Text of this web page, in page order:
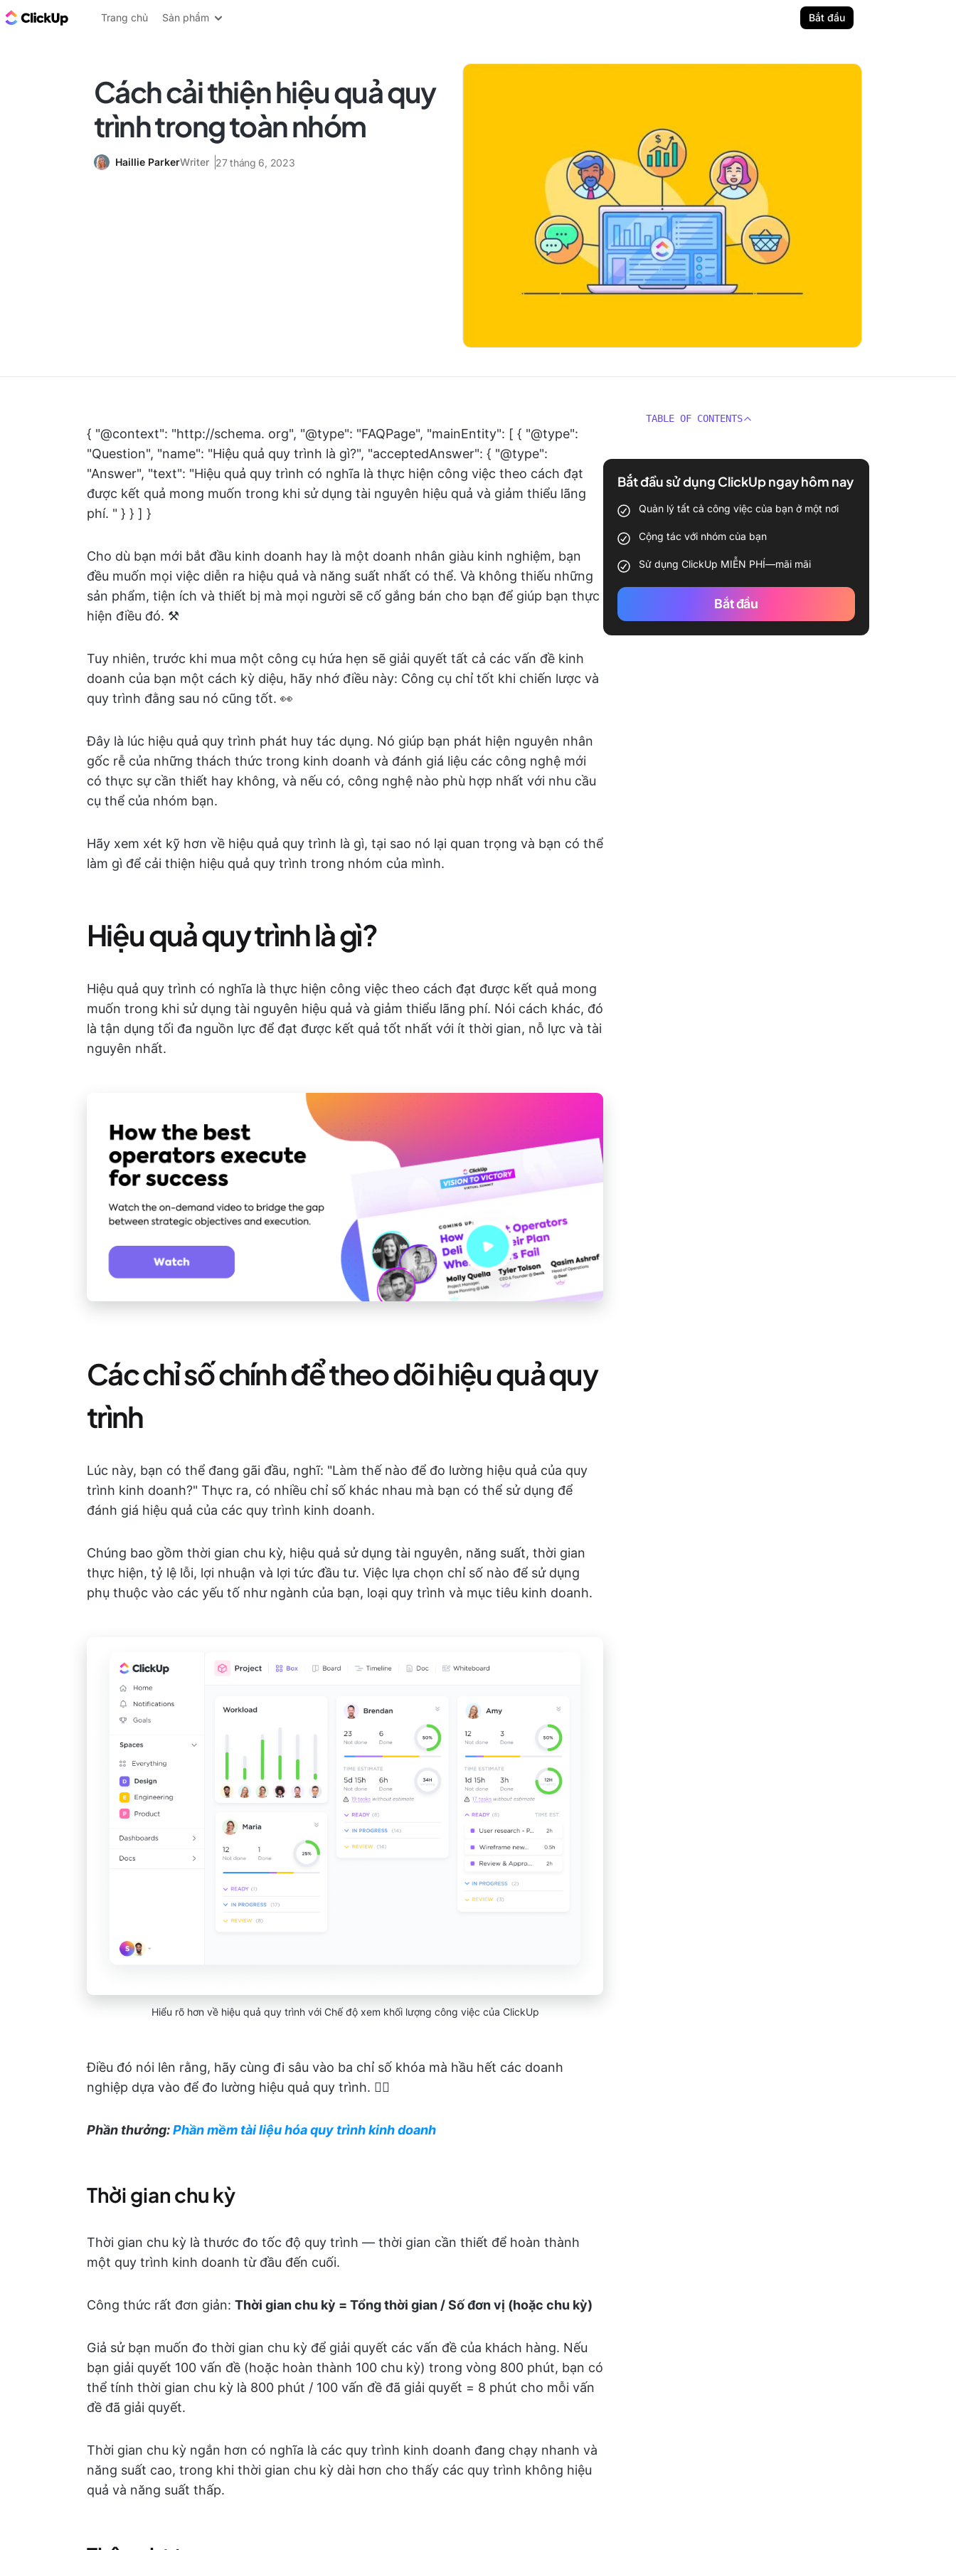
ClickUp Blog
Trang chủ Sản phẩm Bắt đầu
Cách cải thiện hiệu quả quy
trình trong toàn nhóm
Haillie ParkerWriter 27 tháng 6, 2023
{ "@context": "http://schema. org", "@type": "FAQPage", "mainEntity": [ { "@type":
"Question", "name": "Hiệu quả quy trình là gì?", "acceptedAnswer": { "@type":
"Answer", "text": "Hiệu quả quy trình có nghĩa là thực hiện công việc theo cách đạt
được kết quả mong muốn trong khi sử dụng tài nguyên hiệu quả và giảm thiểu lãng
phí. " } } ] }
Cho dù bạn mới bắt đầu kinh doanh hay là một doanh nhân giàu kinh nghiệm, bạn
đều muốn mọi việc diễn ra hiệu quả và năng suất nhất có thể. Và không thiếu những
sản phẩm, tiện ích và thiết bị mà mọi người sẽ cố gắng bán cho bạn để giúp bạn thực
hiện điều đó. ⚒️
Tuy nhiên, trước khi mua một công cụ hứa hẹn sẽ giải quyết tất cả các vấn đề kinh
doanh của bạn một cách kỳ diệu, hãy nhớ điều này: Công cụ chỉ tốt khi chiến lược và
quy trình đằng sau nó cũng tốt. 👀
Đây là lúc hiệu quả quy trình phát huy tác dụng. Nó giúp bạn phát hiện nguyên nhân
gốc rễ của những thách thức trong kinh doanh và đánh giá liệu các công nghệ mới
có thực sự cần thiết hay không, và nếu có, công nghệ nào phù hợp nhất với nhu cầu
cụ thể của nhóm bạn.
Hãy xem xét kỹ hơn về hiệu quả quy trình là gì, tại sao nó lại quan trọng và bạn có thể
làm gì để cải thiện hiệu quả quy trình trong nhóm của mình.
Hiệu quả quy trình là gì?
Hiệu quả quy trình có nghĩa là thực hiện công việc theo cách đạt được kết quả mong
muốn trong khi sử dụng tài nguyên hiệu quả và giảm thiểu lãng phí. Nói cách khác, đó
là tận dụng tối đa nguồn lực để đạt được kết quả tốt nhất với ít thời gian, nỗ lực và tài
nguyên nhất.
Các chỉ số chính để theo dõi hiệu quả quy
trình
Lúc này, bạn có thể đang gãi đầu, nghĩ: "Làm thế nào để đo lường hiệu quả của quy
trình kinh doanh?" Thực ra, có nhiều chỉ số khác nhau mà bạn có thể sử dụng để
đánh giá hiệu quả của các quy trình kinh doanh.
Chúng bao gồm thời gian chu kỳ, hiệu quả sử dụng tài nguyên, năng suất, thời gian
thực hiện, tỷ lệ lỗi, lợi nhuận và lợi tức đầu tư. Việc lựa chọn chỉ số nào để sử dụng
phụ thuộc vào các yếu tố như ngành của bạn, loại quy trình và mục tiêu kinh doanh.
Hiểu rõ hơn về hiệu quả quy trình với Chế độ xem khối lượng công việc của ClickUp
Điều đó nói lên rằng, hãy cùng đi sâu vào ba chỉ số khóa mà hầu hết các doanh
nghiệp dựa vào để đo lường hiệu quả quy trình. 🏊‍♂️
Phần thưởng:Phần mềm tài liệu hóa quy trình kinh doanh
Thời gian chu kỳ
Thời gian chu kỳ là thước đo tốc độ quy trình — thời gian cần thiết để hoàn thành
một quy trình kinh doanh từ đầu đến cuối.
Công thức rất đơn giản: Thời gian chu kỳ = Tổng thời gian / Số đơn vị (hoặc chu kỳ)
Giả sử bạn muốn đo thời gian chu kỳ để giải quyết các vấn đề của khách hàng. Nếu
bạn giải quyết 100 vấn đề (hoặc hoàn thành 100 chu kỳ) trong vòng 800 phút, bạn có
thể tính thời gian chu kỳ là 800 phút / 100 vấn đề đã giải quyết = 8 phút cho mỗi vấn
đề đã giải quyết.
Thời gian chu kỳ ngắn hơn có nghĩa là các quy trình kinh doanh đang chạy nhanh và
năng suất cao, trong khi thời gian chu kỳ dài hơn cho thấy các quy trình không hiệu
quả và năng suất thấp.
TABLE OF CONTENTS
Bắt đầu sử dụng ClickUp ngay hôm nay
Quản lý tất cả công việc của bạn ở một nơi
Cộng tác với nhóm của bạn
Sử dụng ClickUp MIỄN PHÍ—mãi mãi
Bắt đầu